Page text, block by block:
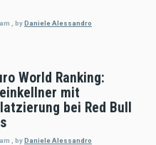
byDaniele Alessandro
World Ranking:
mit
bei Red Bull
byDaniele Alessandro